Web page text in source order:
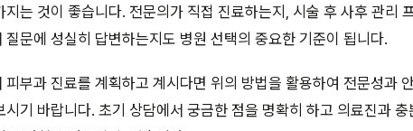
지는 것이 좋습니다. 전문의가 직접 진료하는지, 시술 후 사후 관리
질문에 성실히 답변하는지도 병원 선택의 중요한 기준이 됩니다.
피부과 진료를 계획하고 계시다면 위의 방법을 활용하여 전문성과
시기 바랍니다. 초기 상담에서 궁금한 점을 명확히 하고 의료진과